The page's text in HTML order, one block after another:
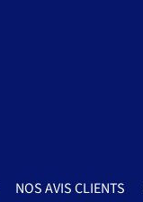
NOS AVIS CLIENTS